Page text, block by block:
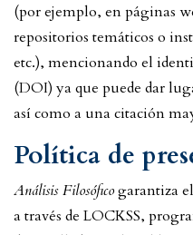
(por ejemplo, en páginas
repositorios temáticos o
etc.), mencionando el
(DOI) ya que puede dar
así como a una citación
Política de
Análisis Filosóficogarantiza
a través de LOCKSS,